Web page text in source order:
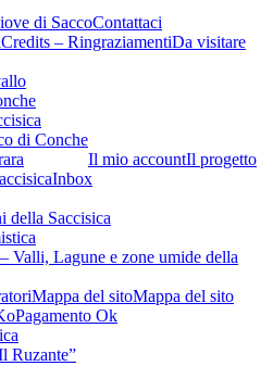
di SaccoContattaci
Credits – RingraziamentiDa visitare
di Conche
Il mio accountIl progetto
Inbox
della Saccisica
Valli, Lagune e zone umide della
Mappa del sitoMappa del sito
Pagamento Ok
Ruzante”